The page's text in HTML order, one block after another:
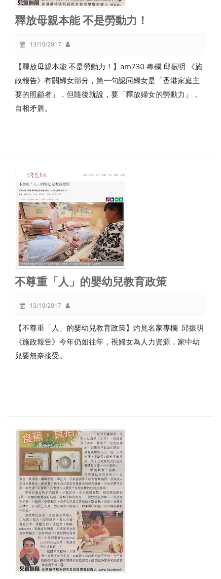
釋放母親本能 不是勞動力！
13/10/2017
【釋放母親本能 不是勞動力！】am730 專欄 邱振明 《施
政報告》有關婦女部分，第一句認同婦女是「香港家庭主
要的照顧者」，但隨後就說，要「釋放婦女的勞動力」，
自相矛盾。
不尊重「人」的嬰幼兒教育政策
13/10/2017
【不尊重「人」的嬰幼兒教育政策】灼見名家專欄 邱振明
《施政報告》今年仍如往年，視婦女為人力資源，家中幼
兒要無奈接受。